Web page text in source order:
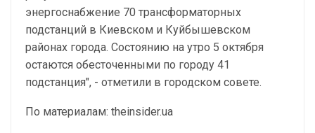
энергоснабжение 70 трансформаторных
подстанций в Киевском и Куйбышевском
районах города. Состоянию на утро 5 октября
остаются обесточенными по городу 41
подстанция", - отметили в городском совете.
По материалам: theinsider.ua